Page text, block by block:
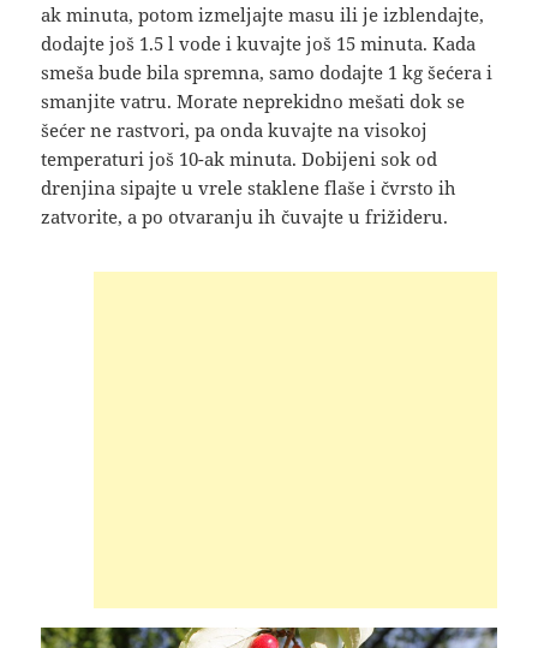
ak minuta, potom izmeljajte masu ili je izblendajte,
dodajte još 1.5 l vode i kuvajte još 15 minuta. Kada
smeša bude bila spremna, samo dodajte 1 kg šećera i
smanjite vatru. Morate neprekidno mešati dok se
šećer ne rastvori, pa onda kuvajte na visokoj
temperaturi još 10-ak minuta. Dobijeni sok od
drenjina sipajte u vrele staklene flaše i čvrsto ih
zatvorite, a po otvaranju ih čuvajte u frižideru.